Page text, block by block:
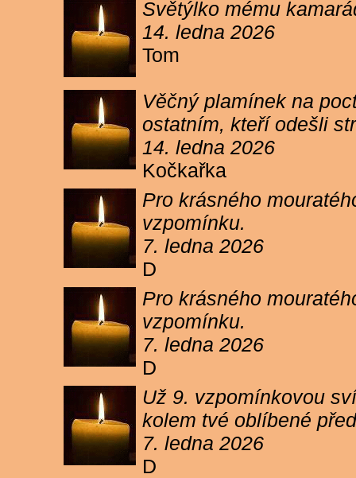
Světýlko mému
14. ledna 2026
Tom
Věčný plamínek na
ostatním, kteří odešli
14. ledna 2026
Kočkařka
Pro krásného
vzpomínku.
7. ledna 2026
D
Pro krásného
vzpomínku.
7. ledna 2026
D
Už 9. vzpomínkovou
kolem tvé oblíbené
7. ledna 2026
D